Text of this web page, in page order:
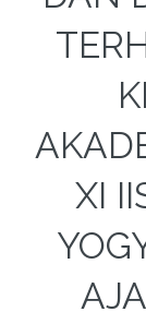
XI